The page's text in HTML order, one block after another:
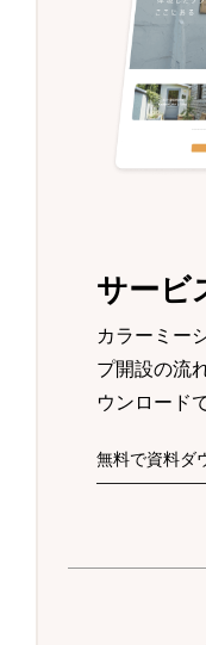
サービ
カラーミー
プ開設の流
ウンロード
無料で資料ダ